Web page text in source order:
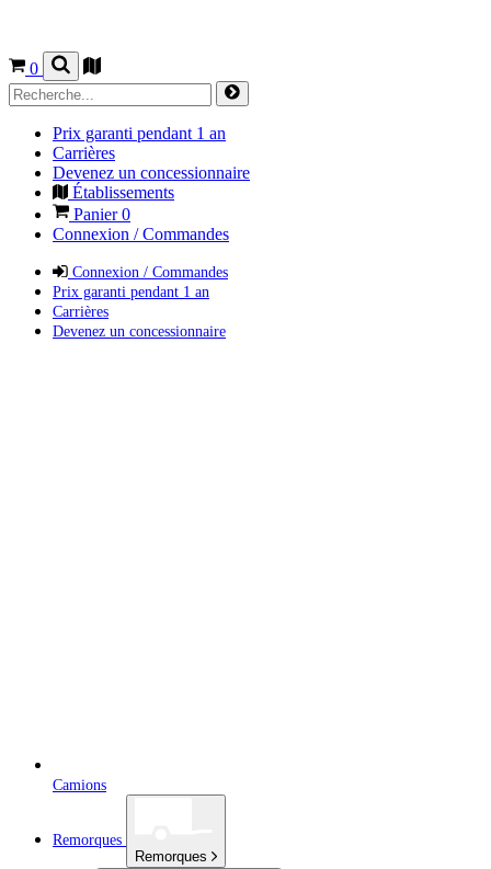
0
Prix garanti pendant 1 an
Carrières
Devenez un concessionnaire
Établissements
Panier0
Connexion / Commandes
Connexion / Commandes
Prix garanti pendant 1 an
Carrières
Devenez un concessionnaire
Camions
Remorques
Remorques